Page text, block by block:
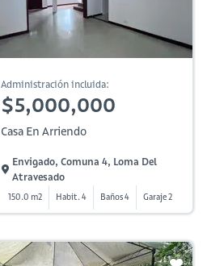
Administración incluida:
$5,000,000
Casa En Arriendo
Envigado, Comuna 4, Loma Del
Atravesado
150.0 m2 Habit. 4 Baños 4 Garaje 2